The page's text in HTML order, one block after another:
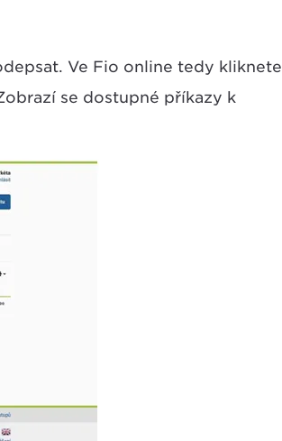
Ve Fio online tedy kliknete
se dostupné příkazy k